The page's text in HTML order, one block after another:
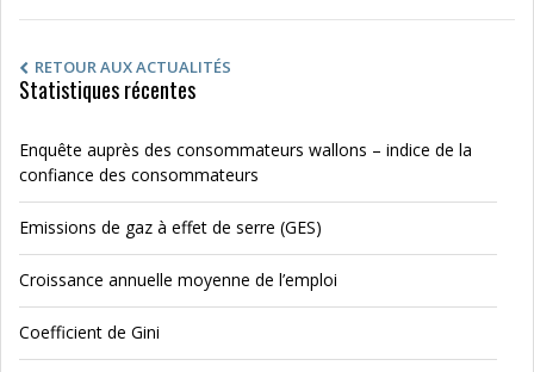
RETOUR AUX ACTUALITÉS
Statistiques récentes
Enquête auprès des consommateurs wallons – indice de la
confiance des consommateurs
Emissions de gaz à effet de serre (GES)
Croissance annuelle moyenne de l’emploi
Coefficient de Gini